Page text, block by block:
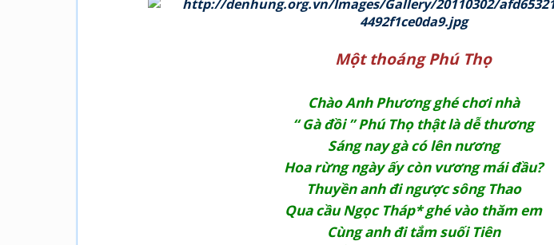
Một thoáng Phú Thọ
Chào Anh Ph­ương ghé chơi nhà
“ Gà đồi ” Phú Thọ thật là dễ th­ương
Sáng nay gà có lên n­ương
Hoa rừng ngày ấy còn v­ương mái đầu?
Thuyền anh đi ng­ược sông Thao
Qua cầu Ngọc Tháp* ghé vào thăm em
Cùng anh đi tắm suối Tiên